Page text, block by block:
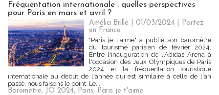
Fréquentation internationale : quelles perspectives
pour Paris en mars et avril ?
Amélia Brille | 01/03/2024
Partez
en France
"Paris je t'aime" a publié son baromètre
du tourisme parisien de février 2024.
Entre l'inauguration de l'Adidas Arena à
l'occasion des Jeux Olympiques de Paris
2024 et la fréquentation touristique
internationale au début de l'année qui est similaire à celle de l'an
passé, nous faisons le point. Le...
Baromètre, JO 2024, Paris, Paris je t'aime